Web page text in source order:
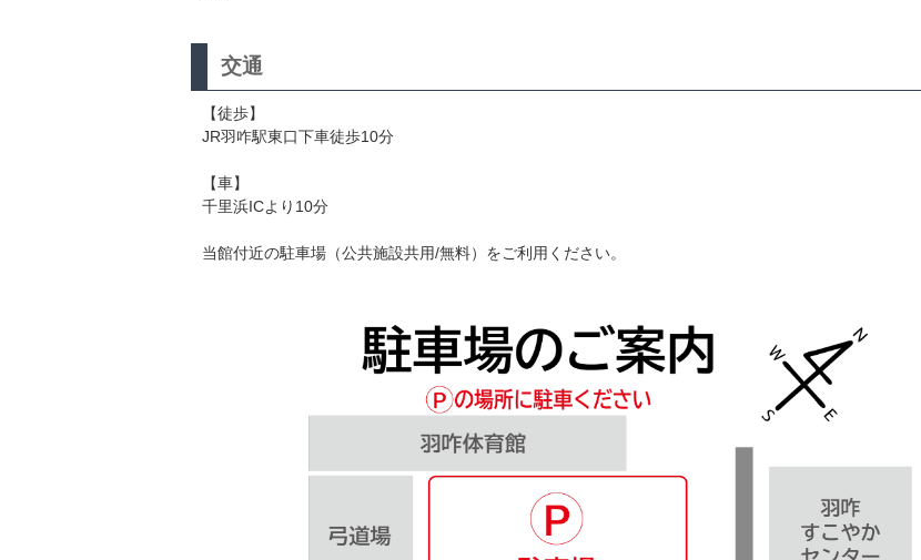
交通
【徒歩】
JR羽咋駅東口下車徒歩10分
【車】
千里浜ICより10分
当館付近の駐車場（公共施設共用/無料）をご利用ください。